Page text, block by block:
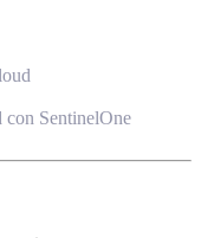
SentinelOne